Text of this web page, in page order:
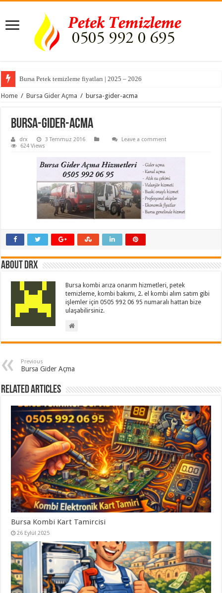
Bursa Petek temizleme fiyatları | 2025 – 2026
Home / Bursa Gider Açma / bursa-gider-acma
bursa-gider-acma
drx 3 Temmuz 2016
Leave a comment
624 Views
About drx
Bursa kombi arıza onarım hizmetleri, petek
temizleme, kombi bakımı, 2. el kombi alım satım gibi
işlemler için 0505 992 06 95 numaralı hattan bize
ulaşabilirsiniz.
Previous
Bursa Gider Açma
Related Articles
Bursa Kombi Kart Tamircisi
26 Eylül 2025